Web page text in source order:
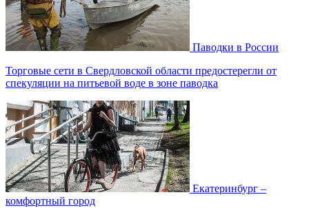
Паводки в России
Торговые сети в Свердловской области предостерегли от
спекуляции на питьевой воде в зоне паводка
Екатеринбург –
комфортный город